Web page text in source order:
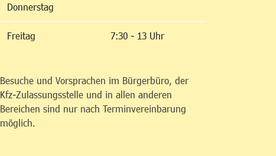
Donnerstag
Freitag 7:30 - 13 Uhr
Besuche und Vorsprachen im Bürgerbüro, der
Kfz-Zulassungsstelle und in allen anderen
Bereichen sind nur nach Terminvereinbarung
möglich.